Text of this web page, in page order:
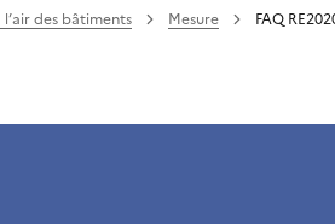
des bâtiments Mesure
FAQ